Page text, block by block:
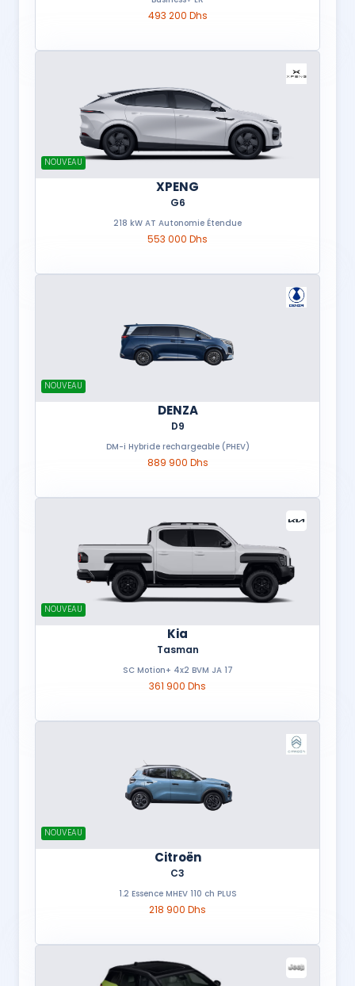
493 200 Dhs
NOUVEAU
XPENG
G6
218 kW AT Autonomie Étendue
553 000 Dhs
NOUVEAU
DENZA
D9
DM-i Hybride rechargeable (PHEV)
889 900 Dhs
NOUVEAU
Kia
Tasman
SC Motion+ 4x2 BVM JA 17
361 900 Dhs
NOUVEAU
Citroën
C3
1.2 Essence MHEV 110 ch PLUS
218 900 Dhs